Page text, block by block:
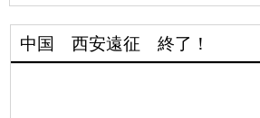
中国 西安遠征 終了！